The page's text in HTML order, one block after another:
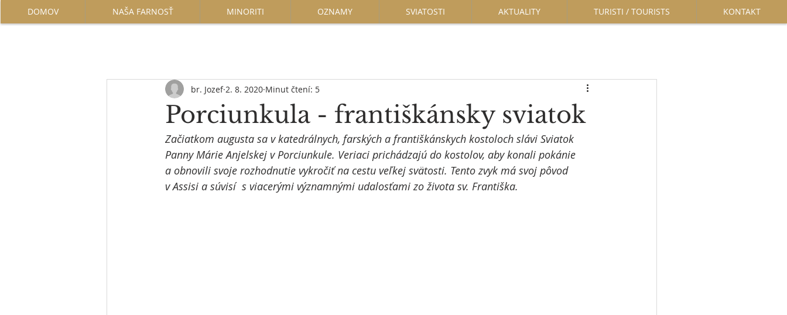
Porciunkula - františkánsky sviatok
br. Jozef 2. 8. 2020 Minut čtení: 5
Začiatkom augusta sa v katedrálnych, farských a františkánskych kostoloch slávi Sviatok
Panny Márie Anjelskej v Porciunkule. Veriaci prichádzajú do kostolov, aby konali pokánie
a obnovili svoje rozhodnutie vykročiť na cestu veľkej svätosti. Tento zvyk má svoj pôvod
v Assisi a súvisí  s viacerými významnými udalosťami zo života sv. Františka.
DOMOV NAŠA FARNOSŤ MINORITI OZNAMY SVIATOSTI AKTUALITY TURISTI / TOURISTS KONTAKT